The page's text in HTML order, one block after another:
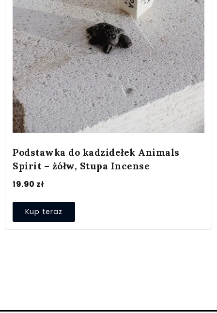
Podstawka do kadzidełek Animals
Spirit – żółw, Stupa Incense
19.90 zł
Kup teraz